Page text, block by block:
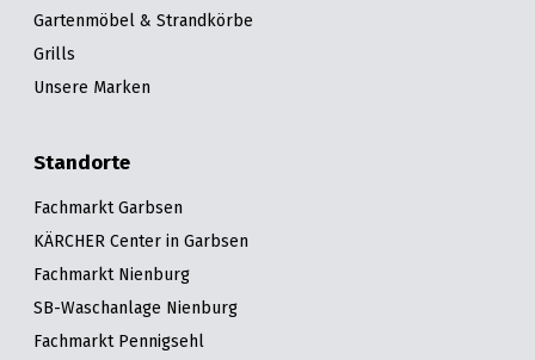
Gartenmöbel & Strandkörbe
Grills
Unsere Marken
Standorte
Fachmarkt Garbsen
KÄRCHER Center in Garbsen
Fachmarkt Nienburg
SB-Waschanlage Nienburg
Fachmarkt Pennigsehl